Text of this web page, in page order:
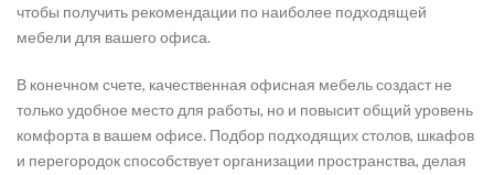
чтобы получить рекомендации по наиболее подходящей
мебели для вашего офиса.
В конечном счете, качественная офисная мебель создаст не
только удобное место для работы, но и повысит общий уровень
комфорта в вашем офисе. Подбор подходящих столов, шкафов
и перегородок способствует организации пространства, делая